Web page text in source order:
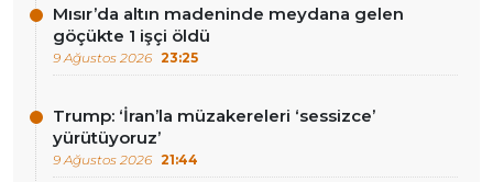
Mısır’da altın madeninde meydana gelen
göçükte 1 işçi öldü
9 Ağustos 2026 23:25
Trump: ‘İran’la müzakereleri ‘sessizce’
yürütüyoruz’
9 Ağustos 2026 21:44